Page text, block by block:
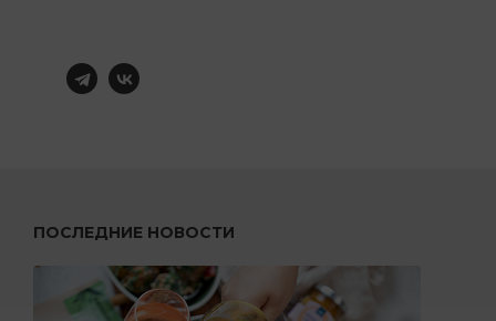
ПОСЛЕДНИЕ НОВОСТИ